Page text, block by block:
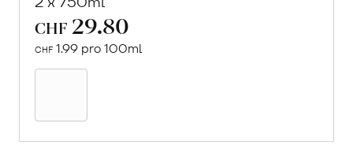
CHF 29.80
CHF 1.99 pro 100ml